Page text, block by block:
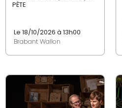
PÈTE
Le 18/10/2026 à 13h00
Brabant Wallon